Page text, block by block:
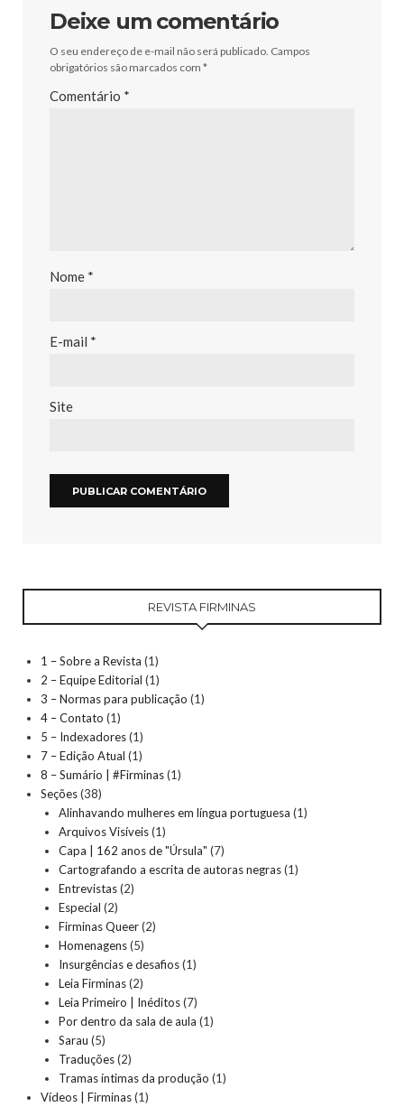
Deixe um comentário
O seu endereço de e-mail não será publicado. Campos
obrigatórios são marcados com *
Comentário *
Nome *
E-mail *
Site
REVISTA FIRMINAS
1 – Sobre a Revista (1)
2 – Equipe Editorial (1)
3 – Normas para publicação (1)
4 – Contato (1)
5 – Indexadores(1)
7 – Edição Atual (1)
8 – Sumário | #Firminas(1)
Seções(38)
Alinhavando mulheres em língua portuguesa (1)
Arquivos Visíveis(1)
Capa | 162 anos de "Úrsula" (7)
Cartografando a escrita de autoras negras(1)
Entrevistas(2)
Especial (2)
Firminas Queer(2)
Homenagens(5)
Insurgências e desafios(1)
Leia Firminas(2)
Leia Primeiro | Inéditos(7)
Por dentro da sala de aula (1)
Sarau (5)
Traduções(2)
Tramas íntimas da produção (1)
Vídeos | Firminas(1)